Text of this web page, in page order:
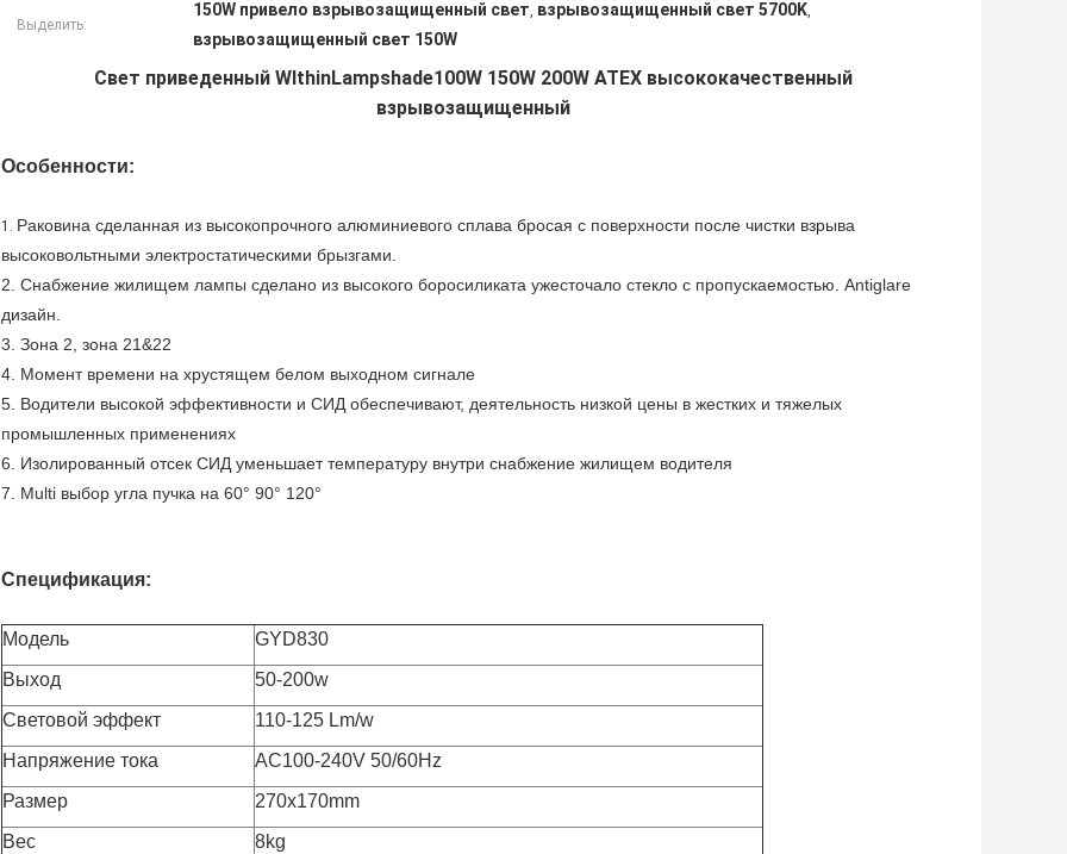
Выделить:
150W привело взрывозащищенный свет, взрывозащищенный свет 5700K,
взрывозащищенный свет 150W
Свет приведенный WIthinLampshade100W 150W 200W ATEX высококачественный
взрывозащищенный
Особенности:
1. Раковина сделанная из высокопрочного алюминиевого сплава бросая с поверхности после чистки взрыва
высоковольтными электростатическими брызгами.
2. Снабжение жилищем лампы сделано из высокого боросиликата ужесточало стекло с пропускаемостью. Antiglare
дизайн.
3. Зона 2, зона 21&22
4. Момент времени на хрустящем белом выходном сигнале
5. Водители высокой эффективности и СИД обеспечивают, деятельность низкой цены в жестких и тяжелых
промышленных применениях
6. Изолированный отсек СИД уменьшает температуру внутри снабжение жилищем водителя
7. Multi выбор угла пучка на 60° 90° 120°
Спецификация:
Модель
GYD830
Выход
50-200w
Световой эффект
110-125 Lm/w
Напряжение тока
AC100-240V 50/60Hz
Размер
270x170mm
Вес
8kg